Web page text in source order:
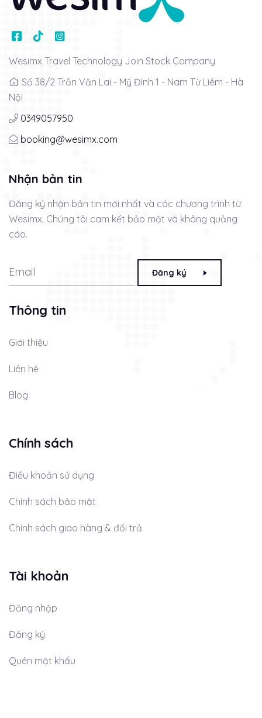
Wesimx Travel Technology Join Stock Company
Số 38/2 Trần Văn Lai - Mỹ Đình 1 - Nam Từ Liêm - Hà
Nội
0349057950
booking@wesimx.com
Nhận bản tin
Đăng ký nhận bản tin mới nhất và các chương trình từ
Wesimx. Chúng tôi cam kết bảo mật và không quảng
cáo.
Đăng ký
Thông tin
Giới thiệu
Liên hệ
Blog
Chính sách
Điều khoản sử dụng
Chính sách bảo mật
Chính sách giao hàng & đổi trả
Tài khoản
Đăng nhập
Đăng ký
Quên mật khẩu